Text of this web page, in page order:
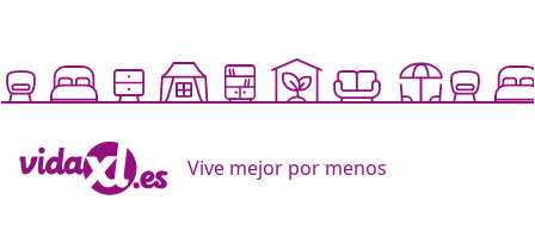
Vive mejor por menos